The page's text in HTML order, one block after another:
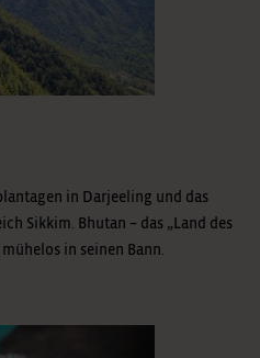
in Darjeeling und das
Sikkim. Bhutan – das „Land des
in seinen Bann.